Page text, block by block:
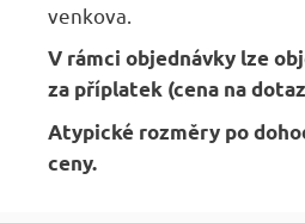
venkova.
V rámci objednávky lze
za příplatek (cena na
Atypické rozměry po
ceny.